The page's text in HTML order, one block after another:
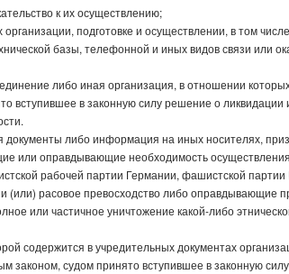
к их осуществлению;
подготовке и осуществлении, в том
базы, телефонной и иных видов связи или
либо иная организация, в отношении
в законную силу решение о ликвидации
документы либо информация на иных носителях,
или оправдывающие необходимость
рабочей партии Германии, фашистской
расовое превосходство либо оправдывающие
или частичное уничтожение какой-либо
содержится в учредительных документах
судом принято вступившее в законную